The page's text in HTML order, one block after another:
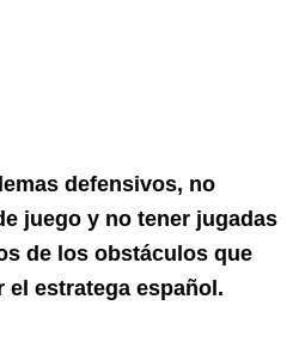
defensivos, no
juego y no tener jugadas
de los obstáculos que
el estratega español.